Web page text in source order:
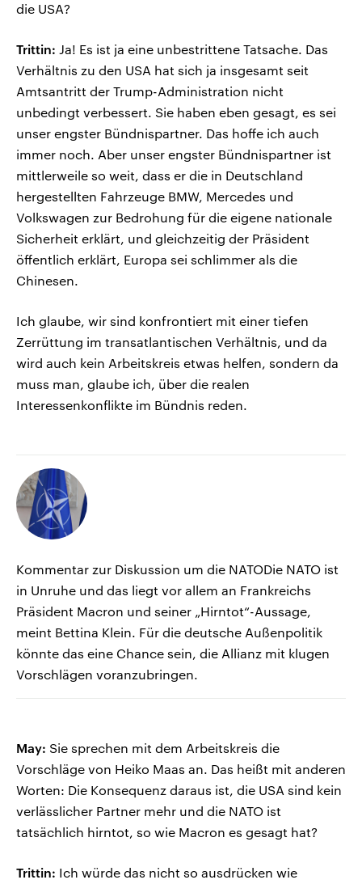
die USA?
Trittin: Ja! Es ist ja eine unbestrittene Tatsache. Das
Verhältnis zu den USA hat sich ja insgesamt seit
Amtsantritt der Trump-Administration nicht
unbedingt verbessert. Sie haben eben gesagt, es sei
unser engster Bündnispartner. Das hoffe ich auch
immer noch. Aber unser engster Bündnispartner ist
mittlerweile so weit, dass er die in Deutschland
hergestellten Fahrzeuge BMW, Mercedes und
Volkswagen zur Bedrohung für die eigene nationale
Sicherheit erklärt, und gleichzeitig der Präsident
öffentlich erklärt, Europa sei schlimmer als die
Chinesen.
Ich glaube, wir sind konfrontiert mit einer tiefen
Zerrüttung im transatlantischen Verhältnis, und da
wird auch kein Arbeitskreis etwas helfen, sondern da
muss man, glaube ich, über die realen
Interessenkonflikte im Bündnis reden.
Kommentar zur Diskussion um die NATODie NATO ist
in Unruhe und das liegt vor allem an Frankreichs
Präsident Macron und seiner „Hirntot“-Aussage,
meint Bettina Klein. Für die deutsche Außenpolitik
könnte das eine Chance sein, die Allianz mit klugen
Vorschlägen voranzubringen.
May: Sie sprechen mit dem Arbeitskreis die
Vorschläge von Heiko Maas an. Das heißt mit anderen
Worten: Die Konsequenz daraus ist, die USA sind kein
verlässlicher Partner mehr und die NATO ist
tatsächlich hirntot, so wie Macron es gesagt hat?
Trittin: Ich würde das nicht so ausdrücken wie